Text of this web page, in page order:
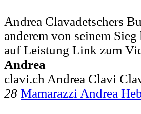
Andrea Clavadetschers
anderem von seinem
auf Leistung Link zum
Andrea
clavi.ch Andrea Clavi
28 Mamarazzi Andrea